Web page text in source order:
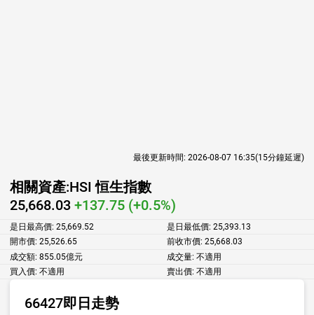
最後更新時間: 2026-08-07 16:35(15分鐘延遲)
相關資產:HSI 恒生指數
25,668.03 +137.75 (+0.5%)
是日最高價: 25,669.52 是日最低價: 25,393.13
開市價: 25,526.65 前收市價: 25,668.03
成交額: 855.05億元 成交量: 不適用
買入價: 不適用 賣出價: 不適用
66427即日走勢